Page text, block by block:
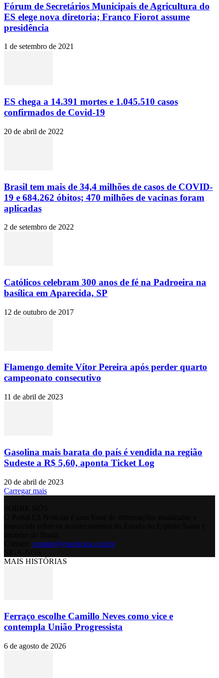
Fórum de Secretários Municipais de Agricultura do
ES elege nova diretoria; Franco Fiorot assume
presidência
1 de setembro de 2021
ES chega a 14.391 mortes e 1.045.510 casos
confirmados de Covid-19
20 de abril de 2022
Brasil tem mais de 34,4 milhões de casos de COVID-
19 e 684.262 óbitos; 470 milhões de vacinas foram
aplicadas
2 de setembro de 2022
Católicos celebram 300 anos de fé na Padroeira na
basílica em Aparecida, SP
12 de outubro de 2017
Flamengo demite Vítor Pereira após perder quarto
campeonato consecutivo
11 de abril de 2023
Gasolina mais barata do país é vendida na região
Sudeste a R$ 5,60, aponta Ticket Log
20 de abril de 2023
Carregar mais
contato@esnoticias.com.br
MAIS HISTÓRIAS
Ferraço escolhe Camillo Neves como vice e
contempla União Progressista
6 de agosto de 2026